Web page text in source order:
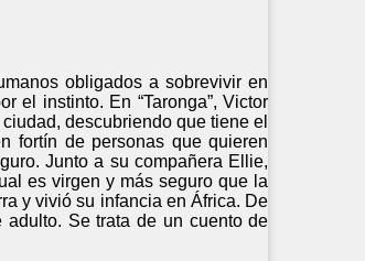
obligados a sobrevivir en
el instinto. En “Taronga”, Victor
descubriendo que tiene el
fortín de personas que quieren
Junto a su compañera Ellie,
es virgen y más seguro que la
y vivió su infancia en África. De
Se trata de un cuento de